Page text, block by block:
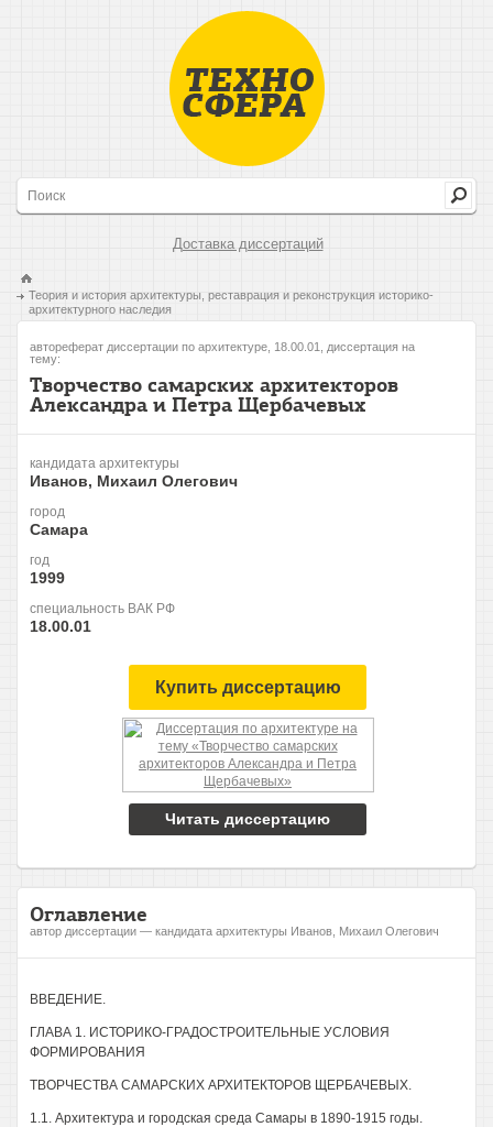
Доставка диссертаций
Теория и история архитектуры, реставрация и реконструкция историко-
архитектурного наследия
автореферат диссертации по архитектуре, 18.00.01, диссертация на
тему:
Творчество самарских архитекторов
Александра и Петра Щербачевых
кандидата архитектуры
Иванов, Михаил Олегович
город
Самара
год
1999
специальность ВАК РФ
18.00.01
Купить диссертацию
Читать диссертацию
Оглавление
автор диссертации — кандидата архитектуры Иванов, Михаил Олегович
ВВЕДЕНИЕ.
ГЛАВА 1. ИСТОРИКО-ГРАДОСТРОИТЕЛЬНЫЕ УСЛОВИЯ
ФОРМИРОВАНИЯ
ТВОРЧЕСТВА САМАРСКИХ АРХИТЕКТОРОВ ЩЕРБАЧЕВЫХ.
1.1. Архитектура и городская среда Самары в 1890-1915 годы.